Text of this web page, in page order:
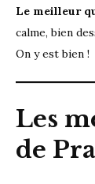
Le meilleur
calme, bien
On y est bien !
Les
de